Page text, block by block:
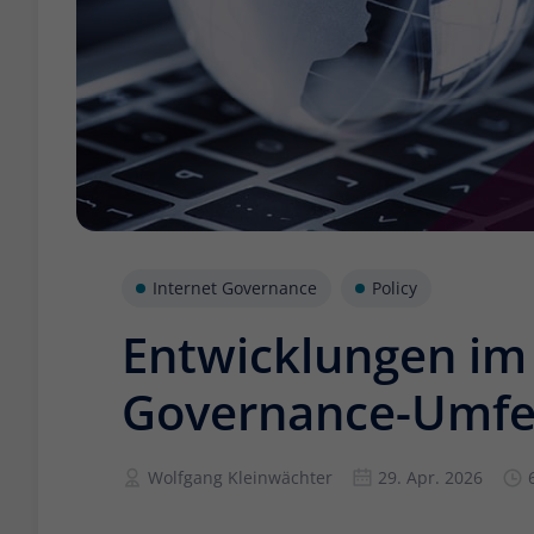
Internet Governance Policy
Entwicklungen
Governance-
Wolfgang Kleinwächter 29. Apr. 2026